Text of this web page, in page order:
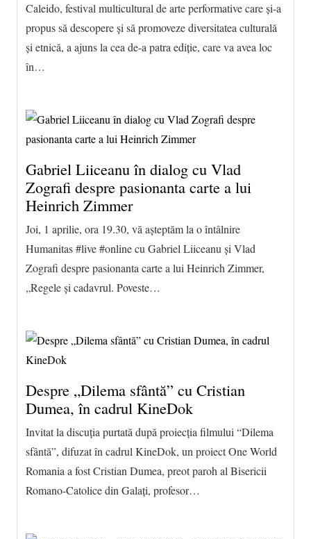
Caleido, festival multicultural de arte performative care și-a
propus să descopere și să promoveze diversitatea culturală
și etnică, a ajuns la cea de-a patra ediție, care va avea loc
în…
Gabriel Liiceanu în dialog cu Vlad
Zografi despre pasionanta carte a lui
Heinrich Zimmer
Joi, 1 aprilie, ora 19.30, vă așteptăm la o întâlnire
Humanitas #live #online cu Gabriel Liiceanu și Vlad
Zografi despre pasionanta carte a lui Heinrich Zimmer,
„Regele şi cadavrul. Poveste…
Despre „Dilema sfântă” cu Cristian
Dumea, în cadrul KineDok
Invitat la discuția purtată după proiecția filmului “Dilema
sfântă”, difuzat în cadrul KineDok, un proiect One World
Romania a fost Cristian Dumea, preot paroh al Bisericii
Romano-Catolice din Galați, profesor…